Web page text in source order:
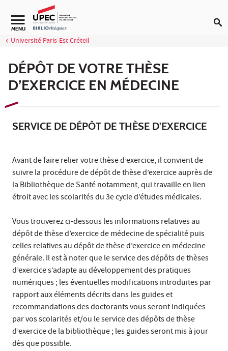
Aller au contenu
Navigation secondaire
MENU
Université Paris-Est Créteil
DÉPÔT DE VOTRE THÈSE
D’EXERCICE EN MÉDECINE
SERVICE DE DÉPÔT DE THÈSE D'EXERCICE
Avant de faire relier votre thèse d’exercice, il convient de
suivre la procédure de dépôt de thèse d’exercice auprès de
la Bibliothèque de Santé notamment, qui travaille en lien
étroit avec les scolarités du 3e cycle d’études médicales.
Vous trouverez ci-dessous les informations relatives au
dépôt de thèse d’exercice de médecine de spécialité puis
celles relatives au dépôt de thèse d’exercice en médecine
générale. Il est à noter que le service des dépôts de thèses
d’exercice s’adapte au développement des pratiques
numériques ; les éventuelles modifications introduites par
rapport aux éléments décrits dans les guides et
recommandations des doctorants vous seront indiquées
par vos scolarités et/ou le service des dépôts de thèse
d’exercice de la bibliothèque ; les guides seront mis à jour
dès que possible.